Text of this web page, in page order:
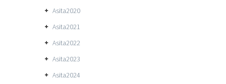
Asita2020
Asita2021
Asita2022
Asita2023
Asita2024